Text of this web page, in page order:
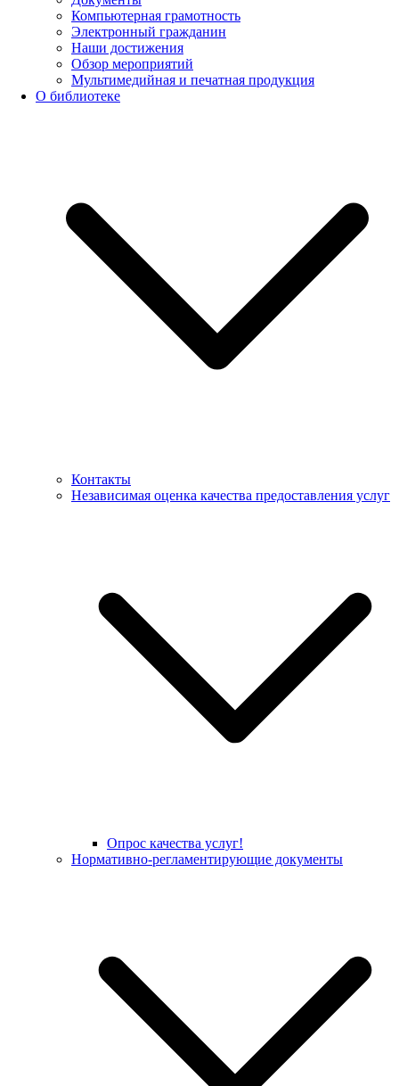
Компьютерная грамотность
Электронный гражданин
Наши достижения
Обзор мероприятий
Мультимедийная и печатная продукция
О библиотеке
Контакты
Независимая оценка качества предоставления услуг
Опрос качества услуг!
Нормативно-регламентирующие документы